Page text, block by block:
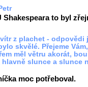
Shakespeara to byl
z plachet - odpovědi
skvělé. Přejeme Vám,
měl větru akorát,
slunce a slunce
moc potřeboval.